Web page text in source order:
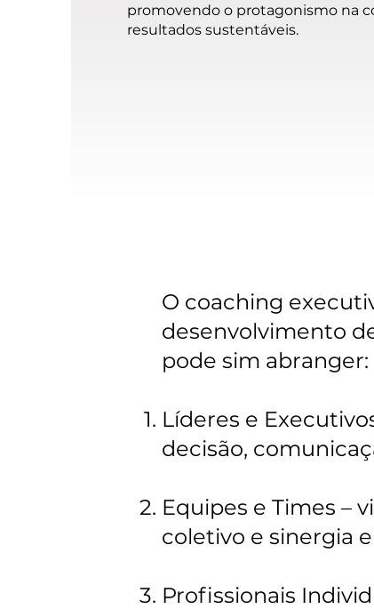
promovendo o protagonismo na
resultados sustentáveis.
O coaching
desenvolvimento
pode sim abranger:
Líderes e
decisão,
Equipes e Times –
coletivo e sinergia
Profissionais